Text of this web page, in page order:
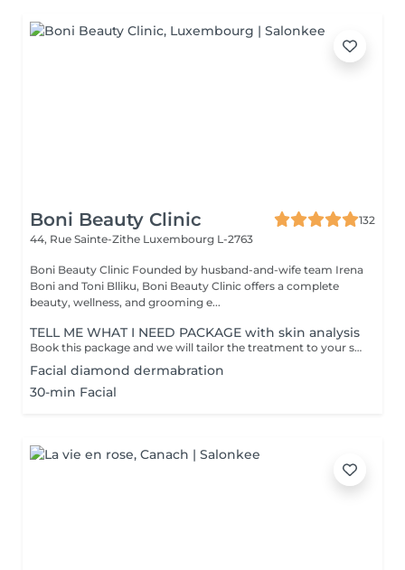
Boni Beauty Clinic
132
44, Rue Sainte-Zithe Luxembourg L-2763
Boni Beauty Clinic Founded by husband-and-wife team Irena
Boni and Toni Blliku, Boni Beauty Clinic offers a complete
beauty, wellness, and grooming e...
TELL ME WHAT I NEED PACKAGE with skin analysis
Book this package and we will tailor the treatment to your skin needs. You'll be allocated 1 hour 15 mins and we will do a full consultation. Treatment done in this appointment. Please check prices to ensure you bring enough for the outstanding amount. If unsure, have a budget then we will work to that.
Facial diamond dermabration
30-min Facial